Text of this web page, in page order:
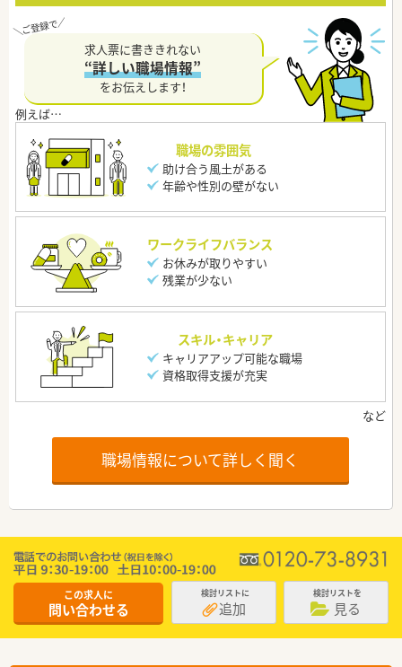
求人票に書ききれない
“詳しい職場情報”
をお伝えします！
職場の雰囲気
助け合う風土がある
年齢や性別の壁がない
ワークライフバランス
お休みが取りやすい
残業が少ない
スキル・キャリア
キャリアアップ可能な職場
資格取得支援が充実
職場情報について詳しく聞く
この求人に
問い合わせる
検討リストに
追加
検討リストを
見る